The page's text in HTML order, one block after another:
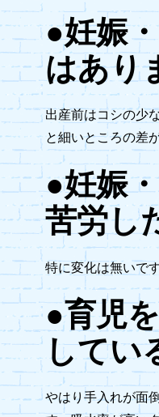
●妊娠
はあり
出産前はコシの少
と細いところの差
●妊娠
苦労し
特に変化は無いで
●育児
してい
やはり手入れが面